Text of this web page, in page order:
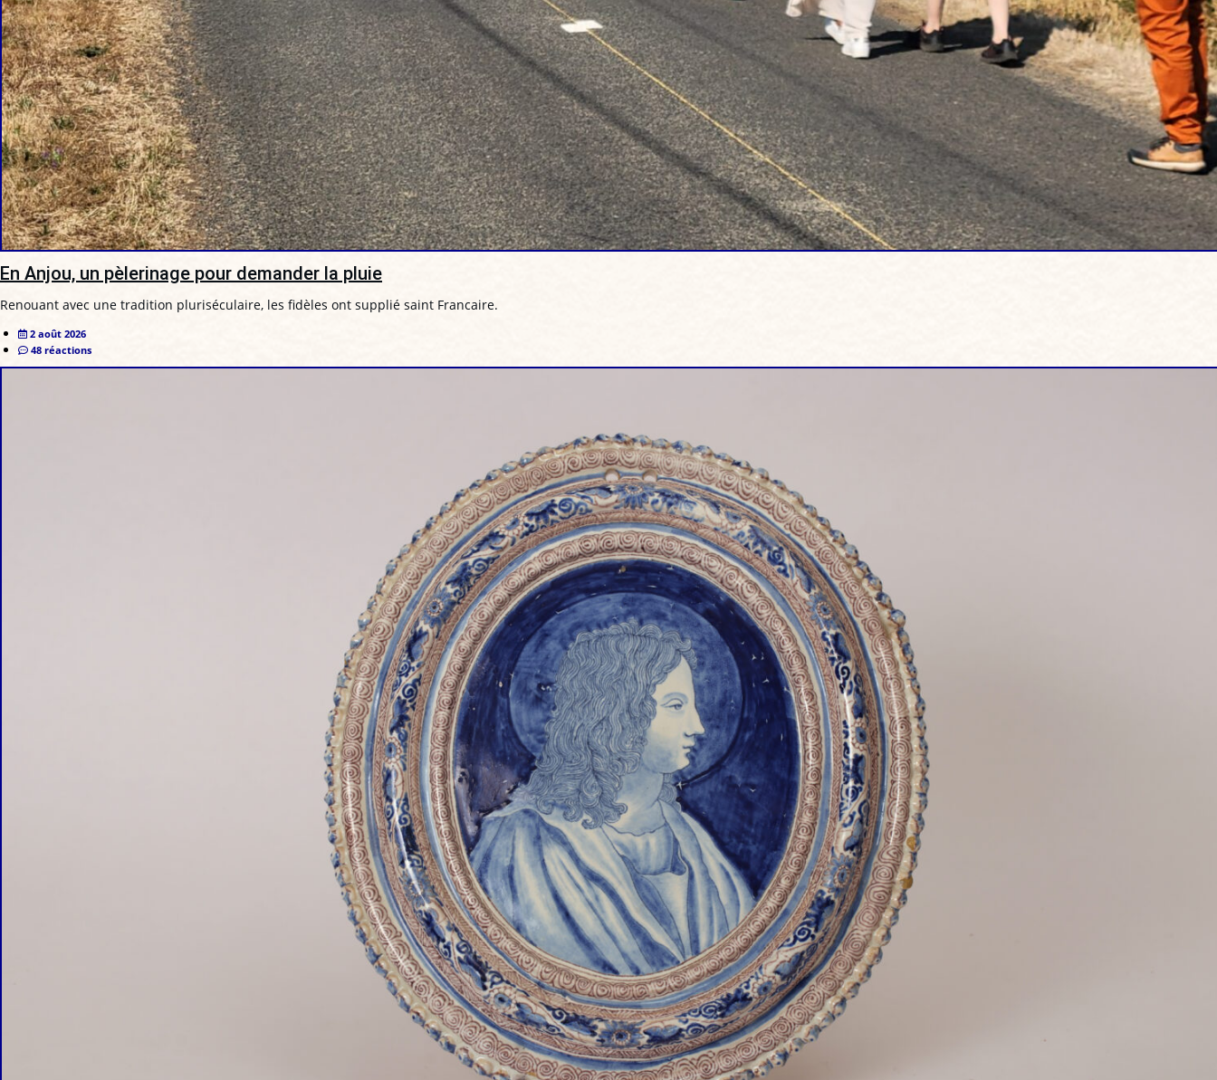
En Anjou, un pèlerinage pour demander la pluie
Renouant avec une tradition pluriséculaire, les fidèles ont supplié saint Francaire.
2 août 2026
48 réactions